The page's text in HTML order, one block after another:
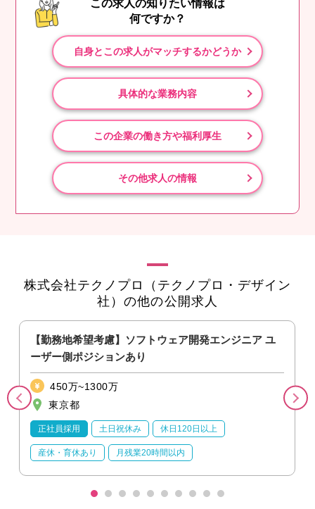
この求人の知りたい情報は
何ですか？
自身とこの求人がマッチするかどうか
具体的な業務内容
この企業の働き方や福利厚生
その他求人の情報
株式会社テクノプロ（テクノプロ・デザイン
社）の他の公開求人
【勤務地希望考慮】ソフトウェア開発エンジニア ユ
ーザー側ポジションあり
450万~1300万
東京都
正社員採用 土日祝休み 休日120日以上
産休・育休あり 月残業20時間以内